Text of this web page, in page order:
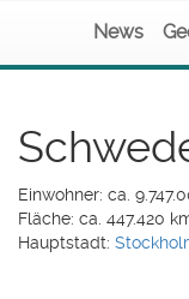
News
Einwohner: ca.
Fläche: ca. 447.420
Hauptstadt: